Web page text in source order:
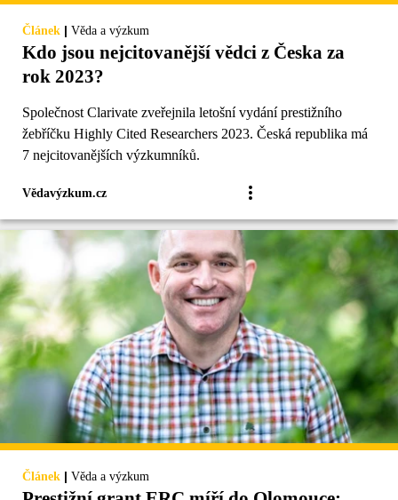
Článek | Věda a výzkum
Kdo jsou nejcitovanější vědci z Česka za
rok 2023?
Společnost Clarivate zveřejnila letošní vydání prestižního
žebříčku Highly Cited Researchers 2023. Česká republika má
7 nejcitovanějších výzkumníků.
Vědavýzkum.cz
Článek | Věda a výzkum